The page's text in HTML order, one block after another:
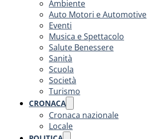
Ambiente
Auto Motori e Automotive
Eventi
Musica e Spettacolo
Salute Benessere
Sanità
Scuola
Società
Turismo
CRONACA
Cronaca nazionale
Locale